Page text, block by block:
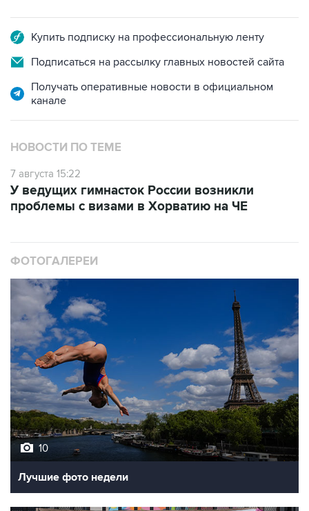
Купить подписку на профессиональную ленту
Подписаться на рассылку главных новостей сайта
Получать оперативные новости в официальном
канале
НОВОСТИ ПО ТЕМЕ
7 августа 15:22
У ведущих гимнасток России возникли
проблемы с визами в Хорватию на ЧЕ
ФОТОГАЛЕРЕИ
10
Лучшие фото недели